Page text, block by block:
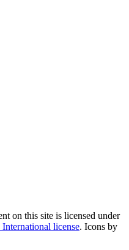
on this site is licensed under
license. Icons by